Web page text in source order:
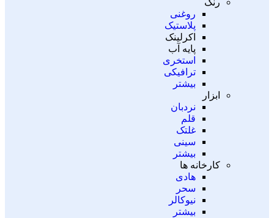
رنگ
روغنی
پلاستیک
اکرلینک
پایه آب
استخری
ترافیکی
بیشتر
ابزار
نردبان
قلم
غلتک
سینی
بیشتر
کارخانه ها
هادی
سحر
نیوکالر
بیشتر